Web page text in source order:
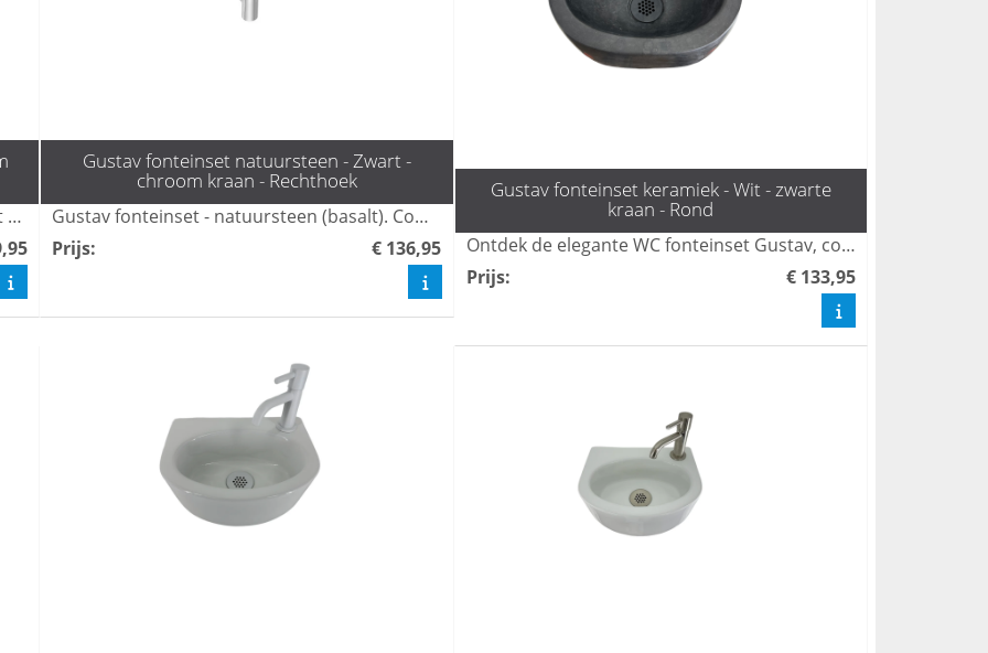
Gustav fonteinset - keramiek. Compleet met kraan, sifon en plug; ideaal voor kleine toiletruimtes.
Gustav fonteinset natuursteen - Zwart -
chroom kraan - Rechthoek
Gustav fonteinset - natuursteen (basalt). Compleet met kraan, sifon en plug; ideaal voor kleine toiletruimtes.
Prijs: € 136,95
Gustav fonteinset keramiek - Wit - zwarte
kraan - Rond
Ontdek de elegante WC fonteinset Gustav, compleet met de stijlvolle zwarte Lena Enhendelkraan en sifon van L'aqua. Ideaal voor een moderne toiletruimte, biedt deze set een perfecte combinatie van functionaliteit en design. Bestel vandaag nog en geef je toilet een luxe uitstraling!
Prijs: € 133,95